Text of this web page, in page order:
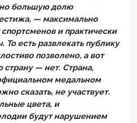
большую долю
— максимально
и практически
То есть развлекать публику
позволено, а вот
страну — нет. Страна,
медальном
сказать, не участвует.
цвета, и
будут нарушением